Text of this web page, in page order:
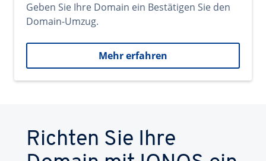
Geben Sie Ihre Domain ein Bestätigen Sie den
Domain-Umzug.
Mehr erfahren
Richten Sie Ihre